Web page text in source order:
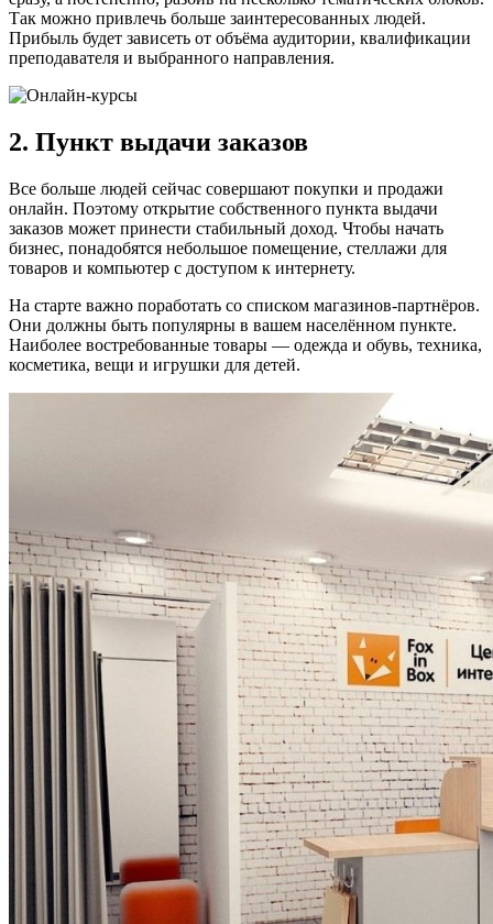
Так можно привлечь больше заинтересованных людей.
Прибыль будет зависеть от объёма аудитории, квалификации
преподавателя и выбранного направления.
2. Пункт выдачи заказов
Все больше людей сейчас совершают покупки и продажи
онлайн. Поэтому открытие собственного пункта выдачи
заказов может принести стабильный доход. Чтобы начать
бизнес, понадобятся небольшое помещение, стеллажи для
товаров и компьютер с доступом к интернету.
На старте важно поработать со списком магазинов-партнёров.
Они должны быть популярны в вашем населённом пункте.
Наиболее востребованные товары — одежда и обувь, техника,
косметика, вещи и игрушки для детей.